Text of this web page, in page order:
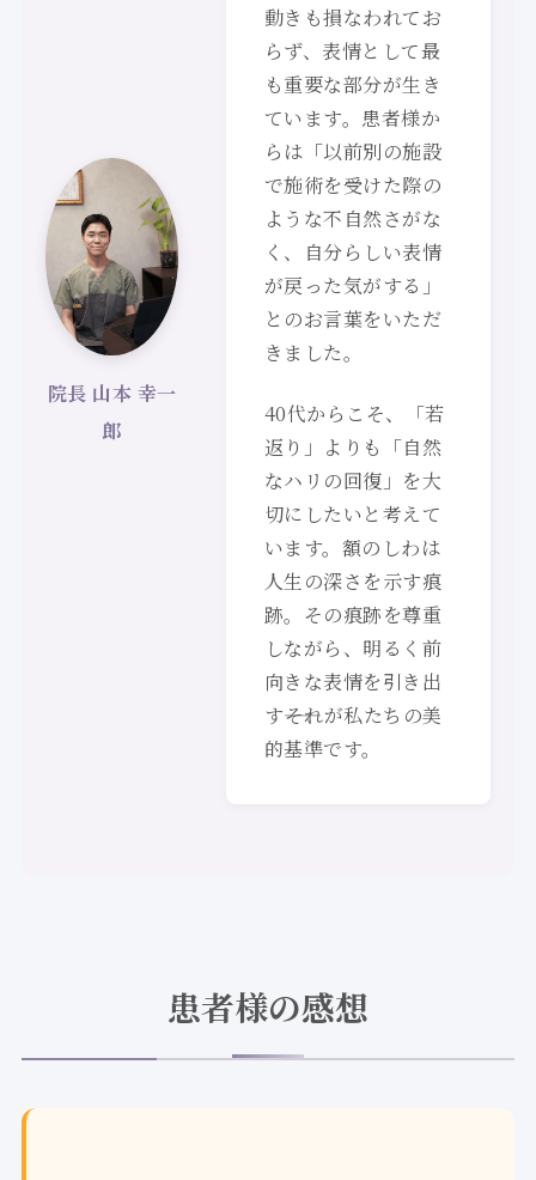
院長 山本 幸一
郎
動きも損なわれてお
らず、表情として最
も重要な部分が生き
ています。患者様か
らは「以前別の施設
で施術を受けた際の
ような不自然さがな
く、自分らしい表情
が戻った気がする」
とのお言葉をいただ
きました。
40代からこそ、「若
返り」よりも「自然
なハリの回復」を大
切にしたいと考えて
います。額のしわは
人生の深さを示す痕
跡。その痕跡を尊重
しながら、明るく前
向きな表情を引き出
す――それが私たちの美
的基準です。
患者様の感想